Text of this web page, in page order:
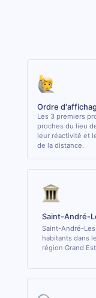
Ordre
Les 3 premiers
proches du lieu
leur réactivité et
de la distance.
Saint-André-
Saint-André-
habitants dans
région Grand